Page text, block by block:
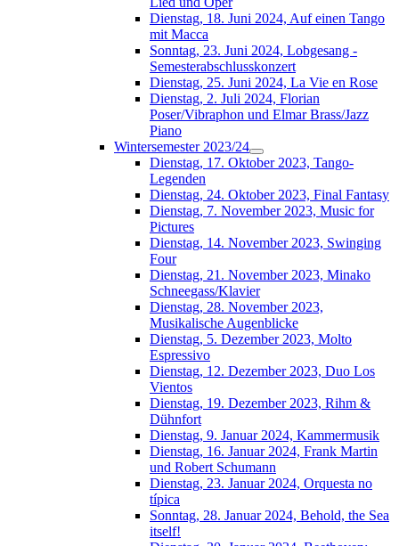
Dienstag, 18. Juni 2024, Auf einen Tango
mit Macca
Sonntag, 23. Juni 2024, Lobgesang -
Semesterabschlusskonzert
Dienstag, 25. Juni 2024, La Vie en Rose
Dienstag, 2. Juli 2024, Florian
Poser/Vibraphon und Elmar Brass/Jazz
Piano
Wintersemester 2023/24
Dienstag, 17. Oktober 2023, Tango-
Legenden
Dienstag, 24. Oktober 2023, Final Fantasy
Dienstag, 7. November 2023, Music for
Pictures
Dienstag, 14. November 2023, Swinging
Four
Dienstag, 21. November 2023, Minako
Schneegass/Klavier
Dienstag, 28. November 2023,
Musikalische Augenblicke
Dienstag, 5. Dezember 2023, Molto
Espressivo
Dienstag, 12. Dezember 2023, Duo Los
Vientos
Dienstag, 19. Dezember 2023, Rihm &
Dühnfort
Dienstag, 9. Januar 2024, Kammermusik
Dienstag, 16. Januar 2024, Frank Martin
und Robert Schumann
Dienstag, 23. Januar 2024, Orquesta no
típica
Sonntag, 28. Januar 2024, Behold, the Sea
itself!